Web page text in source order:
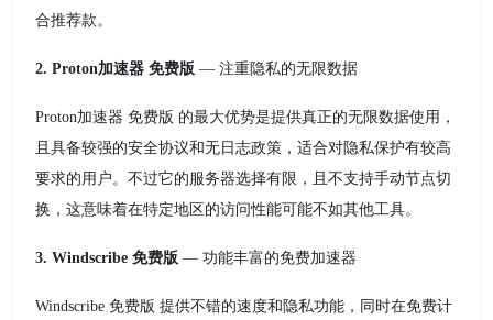
合推荐款。
2. Proton加速器 免费版 — 注重隐私的无限数据
Proton加速器 免费版 的最大优势是提供真正的无限数据使用，
且具备较强的安全协议和无日志政策，适合对隐私保护有较高
要求的用户。不过它的服务器选择有限，且不支持手动节点切
换，这意味着在特定地区的访问性能可能不如其他工具。
3. Windscribe 免费版 — 功能丰富的免费加速器
Windscribe 免费版 提供不错的速度和隐私功能，同时在免费计